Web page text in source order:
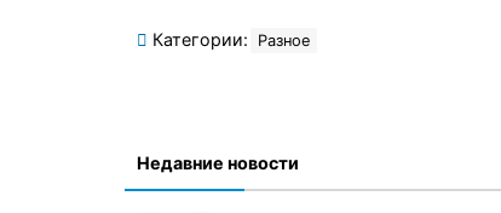
Категории: Разное
Недавние новости